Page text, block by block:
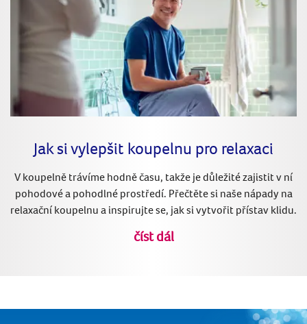
Jak si vylepšit koupelnu pro relaxaci
V koupelně trávíme hodně času, takže je důležité zajistit v ní
pohodové a pohodlné prostředí. Přečtěte si naše nápady na
relaxační koupelnu a inspirujte se, jak si vytvořit přístav klidu.
číst dál